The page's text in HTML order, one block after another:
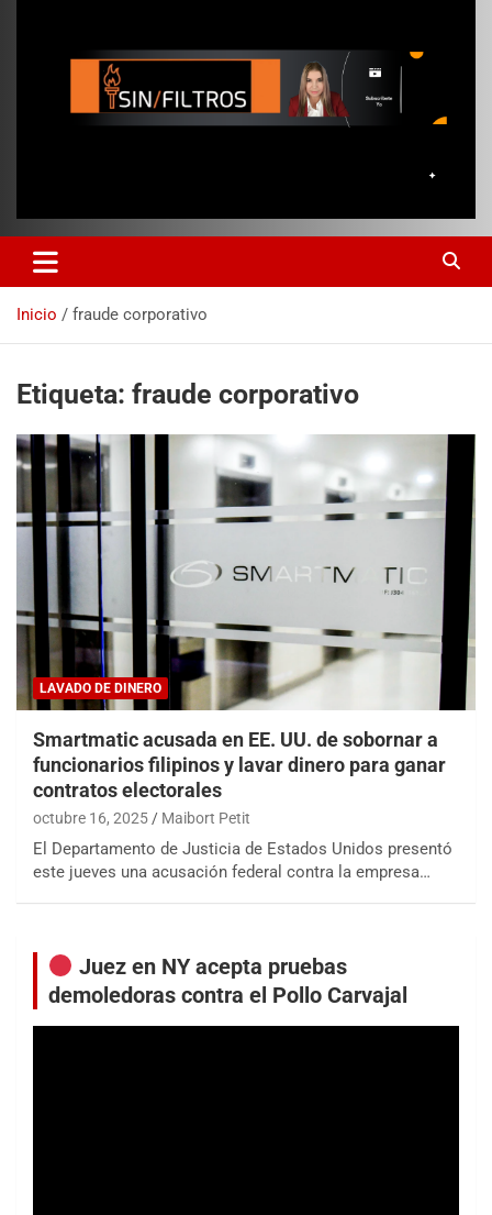
Inicio fraude corporativo
Etiqueta: fraude corporativo
LAVADO DE DINERO
Smartmatic acusada en EE. UU. de sobornar a
funcionarios filipinos y lavar dinero para ganar
contratos electorales
octubre 16, 2025 Maibort Petit
El Departamento de Justicia de Estados Unidos presentó
este jueves una acusación federal contra la empresa…
Juez en NY acepta pruebas
demoledoras contra el Pollo Carvajal